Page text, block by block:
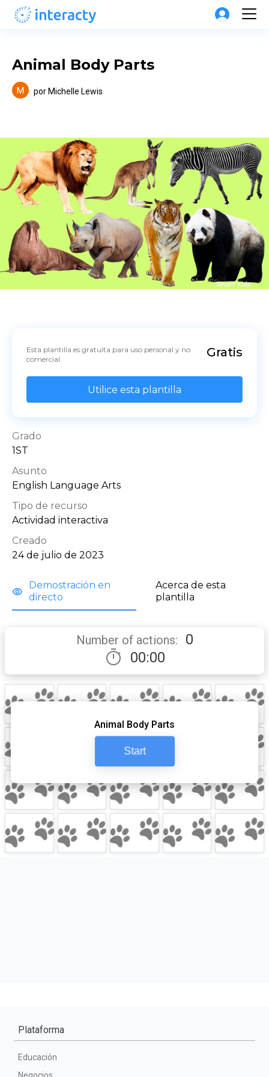
Animal Body Parts
porMichelle Lewis
Esta plantilla es gratuita para uso personal y no
comercial.
Gratis
Utilice esta plantilla
Grado
1ST
Asunto
English Language Arts
Tipo de recurso
Actividad interactiva
Creado
24 de julio de 2023
Demostración en
directo
Acerca de esta
plantilla
Plataforma
Educación